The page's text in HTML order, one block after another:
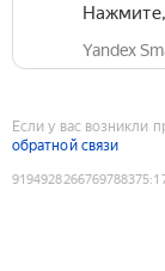
Yandex
Если у вас возникли
обратной связи
9194928266769788375: